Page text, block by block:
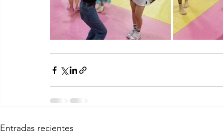
Entradas recientes